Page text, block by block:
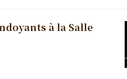
à la Salle